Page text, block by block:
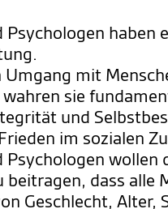
haben
mit
sie
und
im sozialen
Psychologen wollen
dass alle
Geschlecht, Alter,